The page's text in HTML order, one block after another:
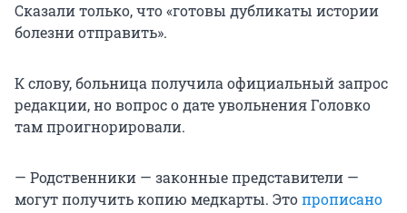
Сказали только, что «готовы дубликаты истории
болезни отправить».
К слову, больница получила официальный запрос
редакции, но вопрос о дате увольнения Головко
там проигнорировали.
— Родственники — законные представители —
могут получить копию медкарты. Этопрописано